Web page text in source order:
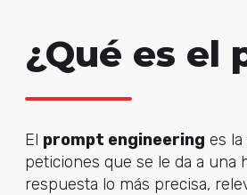
¿Qué es el
El prompt engineering es
peticiones que se le da a una
respuesta lo más precisa,